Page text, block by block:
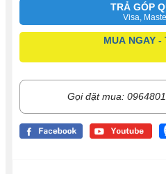
TRẢ GÓP
Visa,
MUA NGAY -
Gọi đặt mua: